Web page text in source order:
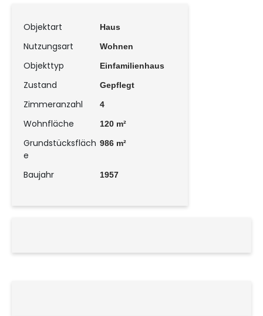
Objektart Haus
Nutzungsart Wohnen
Objekttyp Einfamilienhaus
Zustand Gepflegt
Zimmeranzahl 4
Wohnfläche 120 m²
Grundstücksfläch
e
986 m²
Baujahr 1957